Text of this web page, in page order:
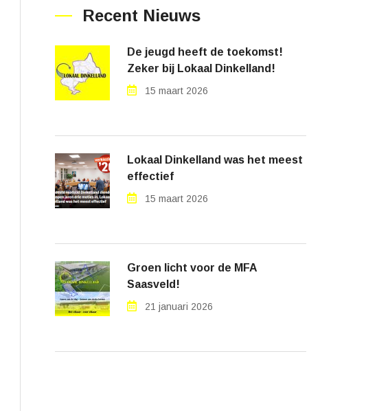
Recent Nieuws
De jeugd heeft de toekomst!
Zeker bij Lokaal Dinkelland!
15 maart 2026
Lokaal Dinkelland was het meest
effectief
15 maart 2026
Groen licht voor de MFA
Saasveld!
21 januari 2026